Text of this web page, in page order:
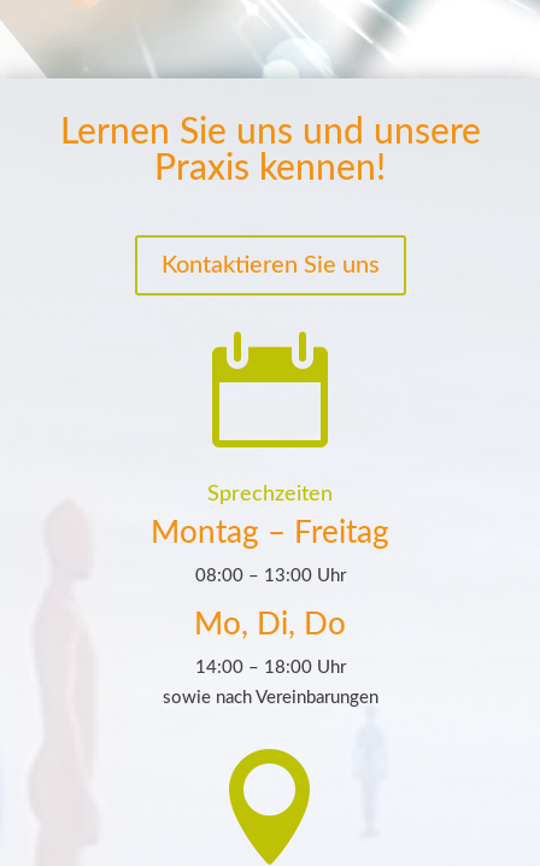
Lernen Sie uns und unsere
Praxis kennen!
Kontaktieren Sie uns

Sprechzeiten
Montag – Freitag
08:00 – 13:00 Uhr
Mo, Di, Do
14:00 – 18:00 Uhr
sowie nach Vereinbarungen
